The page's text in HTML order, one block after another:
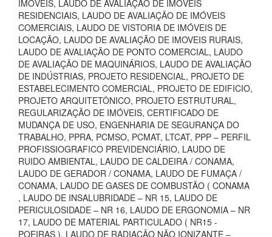
IMÓVEIS, LAUDO DE AVALIAÇÃO DE IMÓVEIS
RESIDENCIAIS, LAUDO DE AVALIAÇÃO DE IMÓVEIS
COMERCIAIS, LAUDO DE VISTORIA DE IMÓVEIS DE
LOCAÇÃO, LAUDO DE AVALIAÇÃO DE IMOVEIS RURAIS,
LAUDO DE AVALIAÇÃO DE PONTO COMERCIAL, LAUDO
DE AVALIAÇÃO DE MAQUINÁRIOS, LAUDO DE AVALIAÇÃO
DE INDÚSTRIAS, PROJETO RESIDENCIAL, PROJETO DE
ESTABELECIMENTO COMERCIAL, PROJETO DE EDIFICIO,
PROJETO ARQUITETÔNICO, PROJETO ESTRUTURAL,
REGULARIZAÇÃO DE IMÓVEIS, CERTIFICADO DE
MUDANÇA DE USO, ENGENHARIA DE SEGURANÇA DO
TRABALHO, PPRA, PCMSO, PCMAT, LTCAT, PPP – PERFIL
PROFISSIOGRAFICO PREVIDENCIÁRIO, LAUDO DE
RUIDO AMBIENTAL, LAUDO DE CALDEIRA / CONAMA,
LAUDO DE GERADOR / CONAMA, LAUDO DE FUMAÇA /
CONAMA, LAUDO DE GASES DE COMBUSTÃO ( CONAMA
, LAUDO DE INSALUBRIDADE – NR 15, LAUDO DE
PERICULOSIDADE – NR 16, LAUDO DE ERGONOMIA – NR
17, LAUDO DE MATERIAL PARTICULADO ( NR15 -
POEIRAS ), LAUDO DE RADIAÇÃO NÃO IONIZANTE –